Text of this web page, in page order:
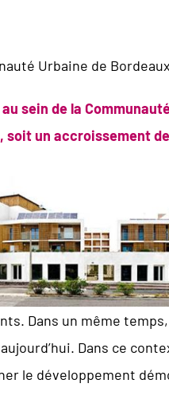
Urbaine de Bordeaux
de la Communauté
un accroissement
Dans un même
Dans ce
le développement